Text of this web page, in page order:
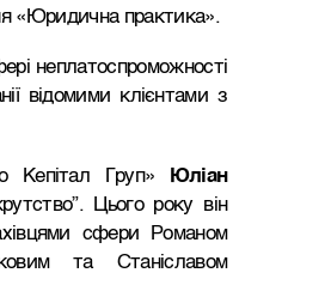
«Юридична практика».
неплатоспроможності
відомими клієнтами з
Кепітал Груп»
Юліан
Цього року він
сфери Романом
та Станіславом